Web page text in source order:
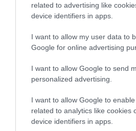
related to advertising like
device identifiers in apps.
I want to allow my user data to
Google for online advertising
I want to allow Google to send
personalized advertising.
I want to allow Google to
related to analytics like cookies
device identifiers in apps.
2026-08-09.